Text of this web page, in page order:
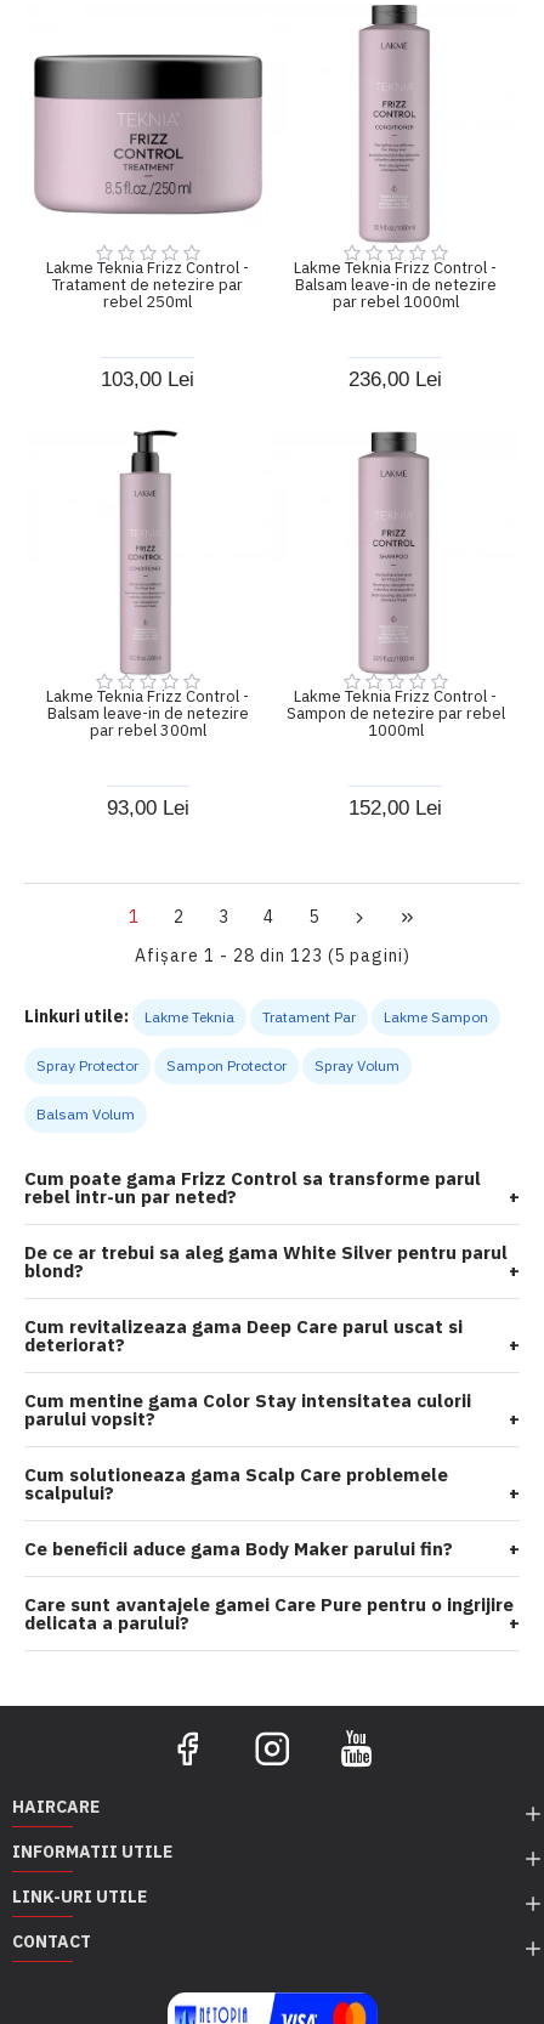
Lakme Teknia Frizz Control -
Tratament de netezire par
rebel 250ml
103,00 Lei
Lakme Teknia Frizz Control -
Balsam leave-in de netezire
par rebel 1000ml
236,00 Lei
Lakme Teknia Frizz Control -
Balsam leave-in de netezire
par rebel 300ml
93,00 Lei
Lakme Teknia Frizz Control -
Sampon de netezire par rebel
1000ml
152,00 Lei
1 2 3 4
5
Afişare 1 - 28 din 123 (5 pagini)
Linkuri utile: Lakme Teknia Tratament Par Lakme Sampon
Spray Protector Sampon Protector Spray Volum
Balsam Volum
Cum poate gama Frizz Control sa transforme parul
rebel intr-un par neted? +
De ce ar trebui sa aleg gama White Silver pentru parul
blond? +
Cum revitalizeaza gama Deep Care parul uscat si
deteriorat? +
Cum mentine gama Color Stay intensitatea culorii
parului vopsit? +
Cum solutioneaza gama Scalp Care problemele
scalpului? +
Ce beneficii aduce gama Body Maker parului fin? +
Care sunt avantajele gamei Care Pure pentru o ingrijire
delicata a parului? +
HAIRCARE
INFORMATII UTILE
LINK-URI UTILE
CONTACT